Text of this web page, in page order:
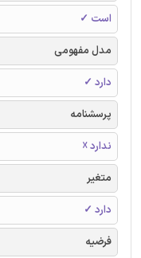
است ✓
مدل مفهومی
دارد ✓
پرسشنامه
ندارد ☓
متغیر
دارد ✓
فرضیه